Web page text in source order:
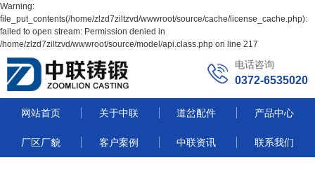
Warning:
file_put_contents(/home/zlzd7ziltzvd/wwwroot/source/cache/license_cache.php):
failed to open stream: Permission denied in
/home/zlzd7ziltzvd/wwwroot/source/model/api.class.php on line 217
电话咨询
0372-6535020
网站首页 关于中联 道岔配件 产品中心
厂区厂貌 客户案例 中联资讯 联系我们